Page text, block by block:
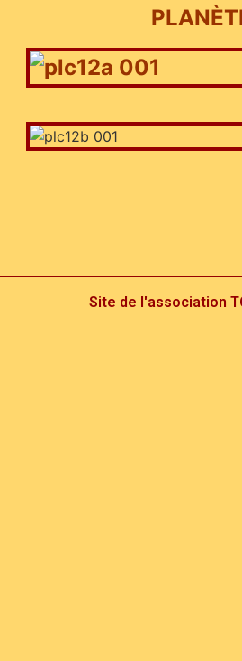
Site de l'association